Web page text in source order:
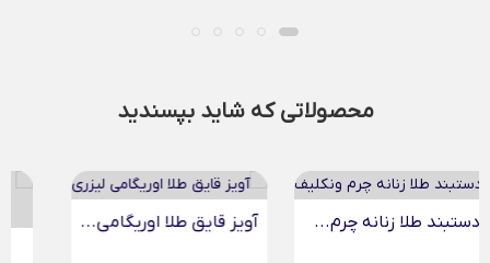
محصولاتی که شاید بپسندید
آویز قایق طلا اوریگامی...